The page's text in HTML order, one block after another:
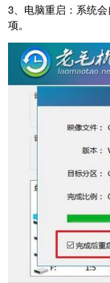
3 、电脑重启：系统
项。